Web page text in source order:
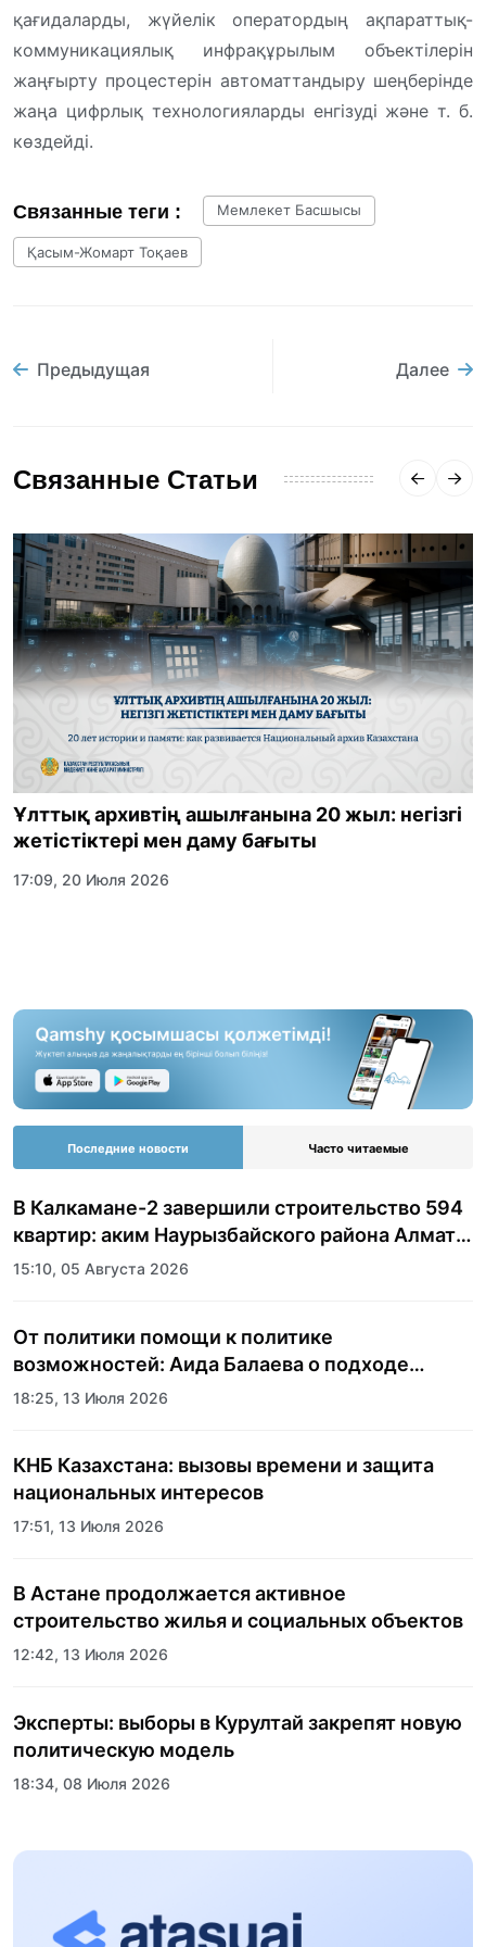
қағидаларды, жүйелік оператордың ақпараттық-
коммуникациялық инфрақұрылым объектілерін
жаңғырту процестерін автоматтандыру шеңберінде
жаңа цифрлық технологияларды енгізуді және т. б.
көздейді.
Связанные теги : Мемлекет Басшысы
Қасым-Жомарт Тоқаев
Предыдущая Далее
Связанные Статьи
Ұлттық архивтің ашылғанына 20 жыл: негізгі
жетістіктері мен даму бағыты
17:09, 20 Июля 2026
Последние новости Часто читаемые
В Калкамане-2 завершили строительство 594
квартир: аким Наурызбайского района Алматы
показала журналистам новый жилой
15:10, 05 Августа 2026
От политики помощи к политике
возможностей: Аида Балаева о подходе
государства к социальной сфере
18:25, 13 Июля 2026
КНБ Казахстана: вызовы времени и защита
национальных интересов
17:51, 13 Июля 2026
В Астане продолжается активное
строительство жилья и социальных объектов
12:42, 13 Июля 2026
Эксперты: выборы в Курултай закрепят новую
политическую модель
18:34, 08 Июля 2026
Пять лет трансформации стали новой точкой
состоялось торжественное открытие
Казахского национального университета
17:24, 02 Июля 2026